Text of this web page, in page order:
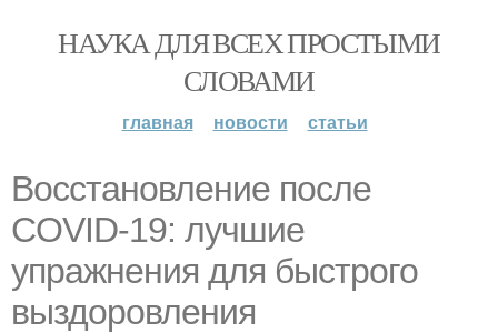
НАУКА ДЛЯ ВСЕХ ПРОСТЫМИ
СЛОВАМИ
главная новости статьи
Восстановление после
COVID-19: лучшие
упражнения для быстрого
выздоровления